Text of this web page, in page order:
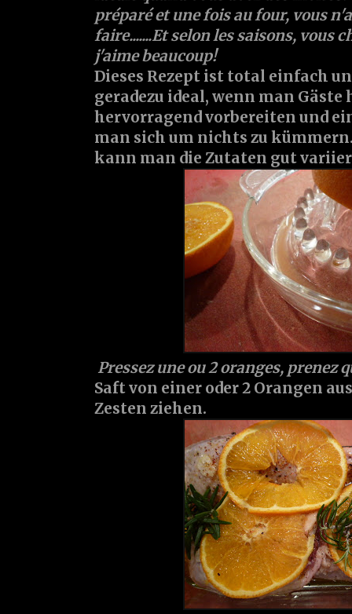
préparé et une fois au four, vous
faire.......Et selon les saisons, vous
j'aime beaucoup!
Dieses Rezept ist total einfach
geradezu ideal, wenn man Gäste
hervorragend vorbereiten und
man sich um nichts zu
kann man die Zutaten gut
Pressez une ou 2 oranges, prenez
Saft von einer oder 2 Orangen
Zesten ziehen.